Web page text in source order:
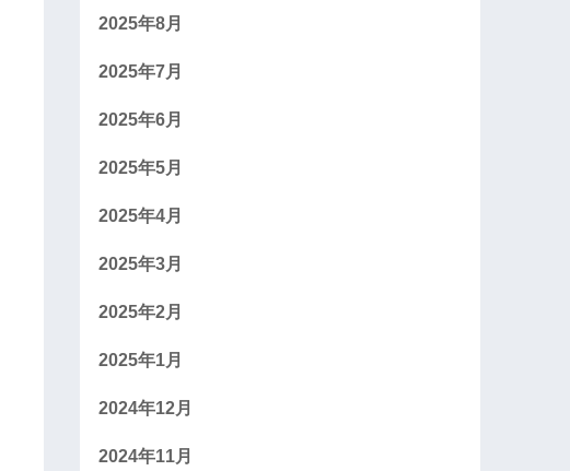
2025年8月
2025年7月
2025年6月
2025年5月
2025年4月
2025年3月
2025年2月
2025年1月
2024年12月
2024年11月